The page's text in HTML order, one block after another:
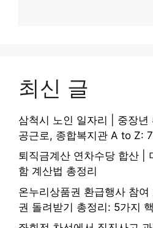
최신 글
삼척시 노인 일자리 | 중장년
공근로, 종합복지관 A to Z:
퇴직금계산 연차수당 합산 |
함 계산법 총정리
온누리상품권 환급행사 참
권 돌려받기 총정리: 5가지